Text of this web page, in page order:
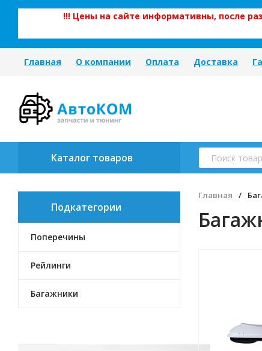
!!! Цены на сайте информативны, после
Главная О компании Оплата Доставка
Каталог товаров
Подкатегории
Поперечины
Рейлинги
Багажники
Главная /